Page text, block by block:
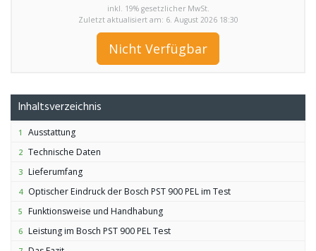
inkl. 19% gesetzlicher MwSt.
Zuletzt aktualisiert am: 6. August 2026 18:30
Nicht Verfügbar
Inhaltsverzeichnis
1 Ausstattung
2 Technische Daten
3 Lieferumfang
4 Optischer Eindruck der Bosch PST 900 PEL im Test
5 Funktionsweise und Handhabung
6 Leistung im Bosch PST 900 PEL Test